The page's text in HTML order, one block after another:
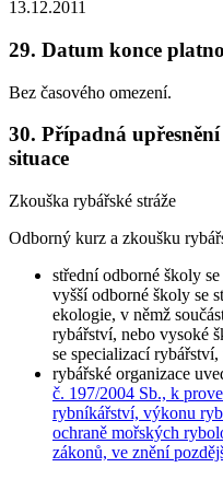
13.12.2011
29. Datum konce
Bez časového omezení.
30. Případná
situace
Zkouška rybářské stráže
Odborný kurz a zkoušku
střední odborné školy
vyšší odborné školy se
ekologie, v němž
rybářství, nebo vysoké
se specializací rybářství,
rybářské organizace
č. 197/2004 Sb., k
rybníkářství, výkonu
ochraně mořských
zákonů, ve znění